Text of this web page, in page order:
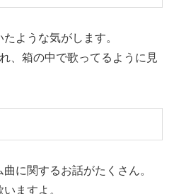
ような気がします。
、箱の中で歌ってるように見
に関するお話がたくさん。
ますよ。